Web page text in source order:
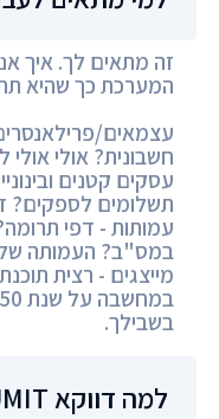
זה מתאים לך. איך
המערכת כך שהיא
עצמאים/
חשבונית? אולי
עסקים קטנים
תשלומים לספקים?
עמותות - דפי
במס"ב? העמותה
מייצגים - רצית
בשבילך.
למה דווקא SUMIT?